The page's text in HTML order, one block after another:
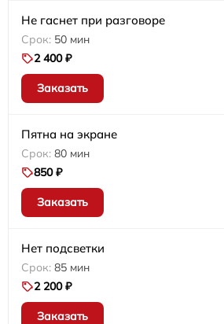
Не гаснет при разговоре
50 мин
2 400 ₽
Заказать
Пятна на экране
80 мин
850 ₽
Заказать
Нет подсветки
85 мин
2 200 ₽
Заказать